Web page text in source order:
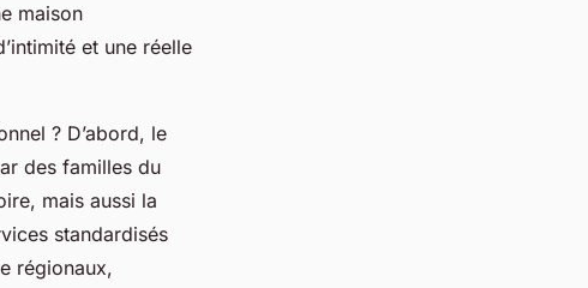
maison
et une réelle
? D’abord, le
des familles du
mais aussi la
standardisés
régionaux,